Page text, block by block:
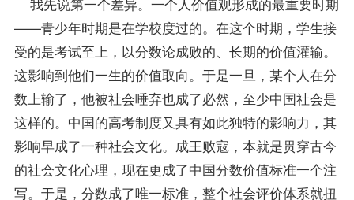
——青少年时期是在学校度过的。在这个时期，学生接
受的是考试至上，以分数论成败的、长期的价值灌输。
这影响到他们一生的价值取向。于是一旦，某个人在分
数上输了，他被社会唾弃也成了必然，至少中国社会是
这样的。中国的高考制度又具有如此独特的影响力，其
影响早成了一种社会文化。成王败寇，本就是贯穿古今
的社会文化心理，现在更成了中国分数价值标准一个注
写。于是，分数成了唯一标准，整个社会评价体系就扭